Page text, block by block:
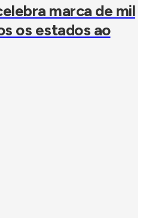
marca de mil
os estados ao